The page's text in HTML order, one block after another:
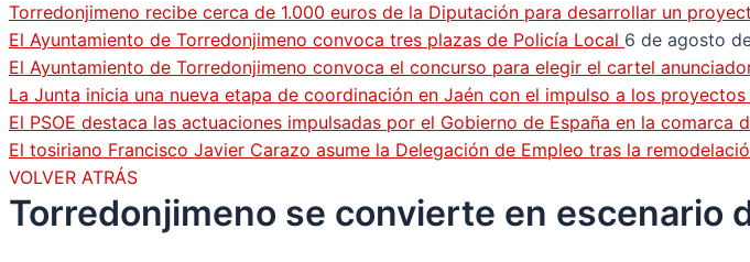
Torredonjimeno recibe cerca de 1.000 euros de la Diputación para desarrollar un
El Ayuntamiento de Torredonjimeno convoca tres plazas de Policía Local 6 de agosto
El Ayuntamiento de Torredonjimeno convoca el concurso para elegir el cartel
La Junta inicia una nueva etapa de coordinación en Jaén con el impulso a los
El PSOE destaca las actuaciones impulsadas por el Gobierno de España en la comarca
El tosiriano Francisco Javier Carazo asume la Delegación de Empleo tras la
VOLVER ATRÁS
Torredonjimeno se convierte en escenario